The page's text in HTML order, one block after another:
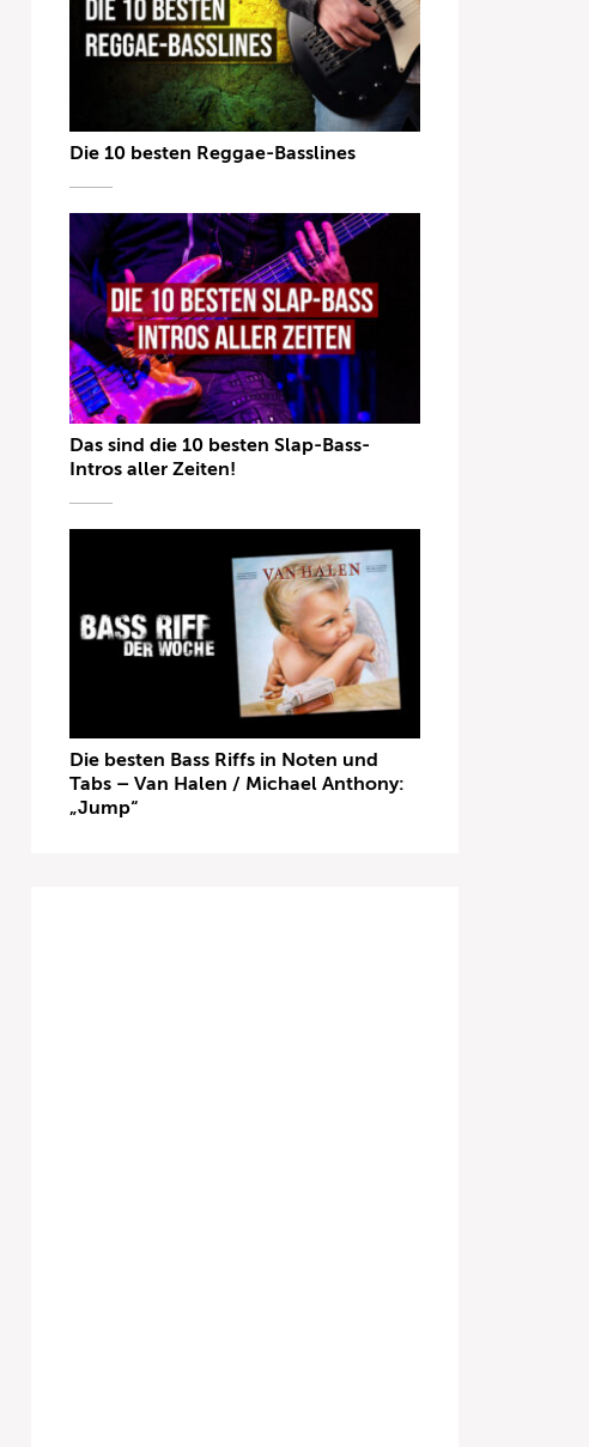
Die 10 besten Reggae-Basslines
Das sind die 10 besten Slap-Bass-
Intros aller Zeiten!
Die besten Bass Riffs in Noten und
Tabs – Van Halen / Michael Anthony:
„Jump“